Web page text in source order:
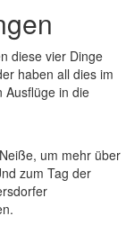
diese vier Dinge
haben all dies im
Ausflüge in die
um mehr über
zum Tag der